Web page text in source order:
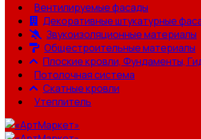
Вентилируемые фасады
Декоративные штукатурные
Звукоизоляционные материалы
Общестроительные материалы
Плоские кровли, Фундаменты,
Потолочная система
Скатные кровли
Утеплитель